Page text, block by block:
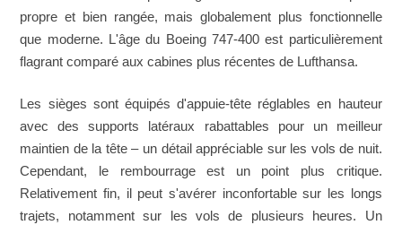
propre et bien rangée, mais globalement plus fonctionnelle
que moderne. L'âge du Boeing 747-400 est particulièrement
flagrant comparé aux cabines plus récentes de Lufthansa.
Les sièges sont équipés d'appuie-tête réglables en hauteur
avec des supports latéraux rabattables pour un meilleur
maintien de la tête – un détail appréciable sur les vols de nuit.
Cependant, le rembourrage est un point plus critique.
Relativement fin, il peut s'avérer inconfortable sur les longs
trajets, notamment sur les vols de plusieurs heures. Un